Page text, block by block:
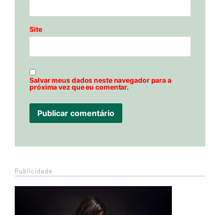
Site
Salvar meus dados neste navegador para a
próxima vez que eu comentar.
Publicidade